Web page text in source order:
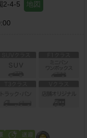
2-4-5 地図